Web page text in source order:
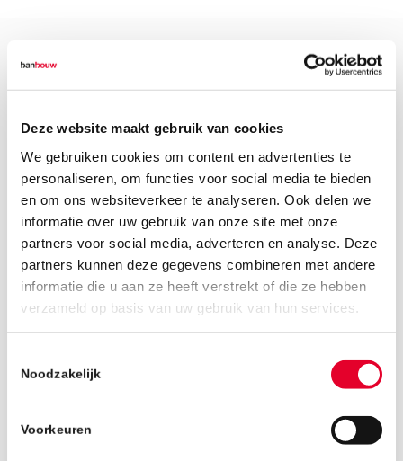
Deze website maakt gebruik van cookies
We gebruiken cookies om content en advertenties te
personaliseren, om functies voor social media te bieden
en om ons websiteverkeer te analyseren. Ook delen we
informatie over uw gebruik van onze site met onze
partners voor social media, adverteren en analyse. Deze
partners kunnen deze gegevens combineren met andere
informatie die u aan ze heeft verstrekt of die ze hebben
verzameld op basis van uw gebruik van hun services.
Noodzakelijk
Voorkeuren
28 januari 2016
Vandaag gaat de verkoop van start van het
nieuwbouwproject Sint-Joriskwartier in
Eindhoven. Binnen dit plan zijn 37 kavels
beschikbaar voor eengezinswoningen met tuin
in de stijl van "Het Witte Dorp".
De kavels zijn centraal gesitueerd in
Eindhoven, tegenover het Parktheater. Op
loopafstand van het bruisende stadscentrum,
maar toch in een rustig woonblok met
groenstroken en alleen bestemmingsverkeer.
perceeloppervlakten van 98 tot 156 m2. Prijzen
Geïnteresseerden kunnen contact opnemen